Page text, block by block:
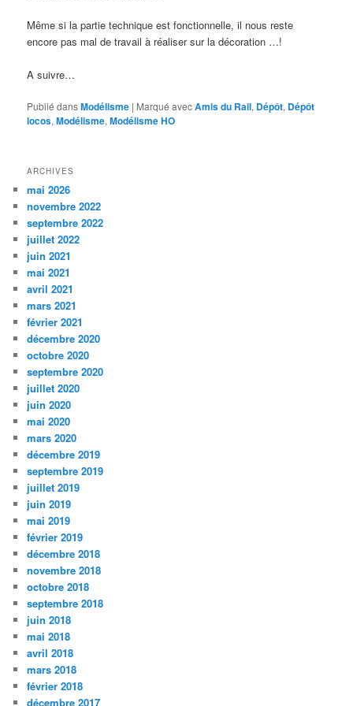
Même si la partie technique est fonctionnelle, il nous reste
encore pas mal de travail à réaliser sur la décoration …!
A suivre…
Publié dansModélisme | Marqué avecAmis du Rail, Dépôt, Dépôt
locos,Modélisme,Modélisme HO
ARCHIVES
mai 2026
novembre 2022
septembre 2022
juillet 2022
juin 2021
mai 2021
avril 2021
mars 2021
février 2021
décembre 2020
octobre 2020
septembre 2020
juillet 2020
juin 2020
mai 2020
mars 2020
décembre 2019
septembre 2019
juillet 2019
juin 2019
mai 2019
février 2019
décembre 2018
novembre 2018
octobre 2018
septembre 2018
juin 2018
mai 2018
avril 2018
mars 2018
février 2018
décembre 2017